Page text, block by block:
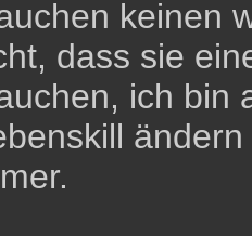
keinen
dass sie
ich bin